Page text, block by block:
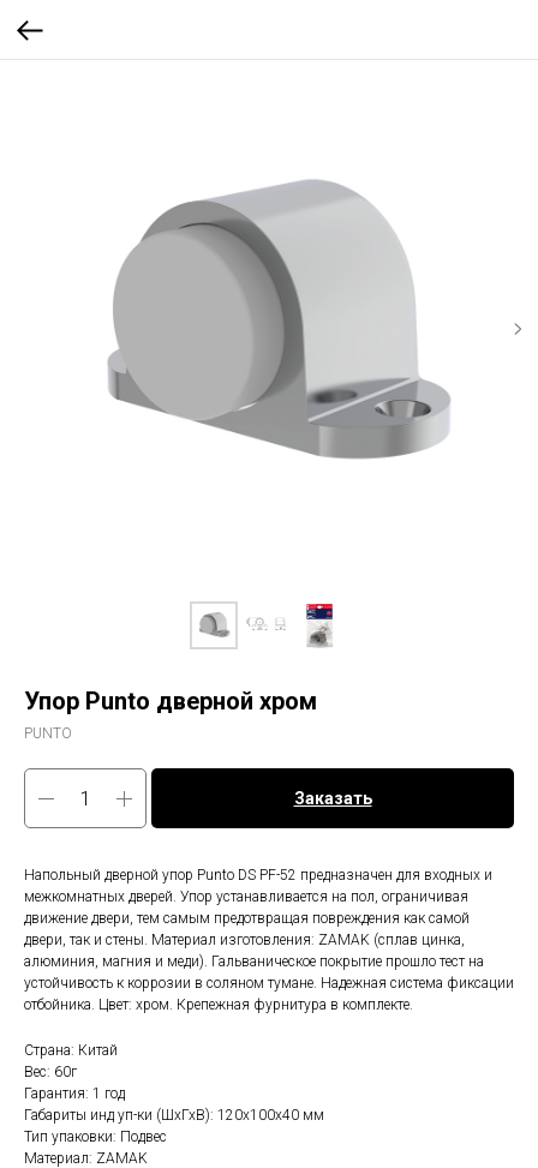
Упор Punto дверной хром
PUNTO
Заказать
Напольный дверной упор Punto DS PF-52 предназначен для входных и
межкомнатных дверей. Упор устанавливается на пол, ограничивая
движение двери, тем самым предотвращая повреждения как самой
двери, так и стены. Материал изготовления: ZAMAK (сплав цинка,
алюминия, магния и меди). Гальваническое покрытие прошло тест на
устойчивость к коррозии в соляном тумане. Надежная система фиксации
отбойника. Цвет: хром. Крепежная фурнитура в комплекте.
Страна: Китай
Вес: 60г
Гарантия: 1 год
Габариты инд уп-ки (ШхГхВ): 120x100x40 мм
Тип упаковки: Подвес
Материал: ZAMAK